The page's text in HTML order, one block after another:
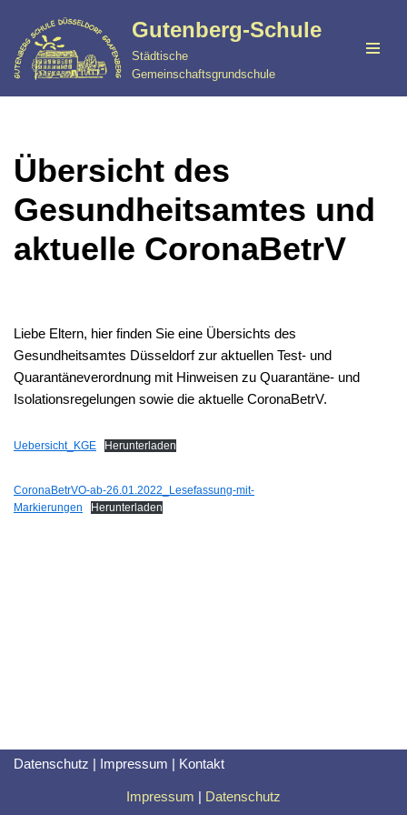
Zum
Inhalt
Gutenberg-Schule
Städtische
Gemeinschaftsgrundschule
Übersicht des
Gesundheitsamtes und
aktuelle CoronaBetrV
Liebe Eltern, hier finden Sie eine Übersichts des
Gesundheitsamtes Düsseldorf zur aktuellen Test- und
Quarantäneverordnung mit Hinweisen zu Quarantäne- und
Isolationsregelungen sowie die aktuelle CoronaBetrV.
Uebersicht_KGE Herunterladen
CoronaBetrVO-ab-26.01.2022_Lesefassung-mit-
Markierungen
Herunterladen
Datenschutz | Impressum | Kontakt
Impressum | Datenschutz